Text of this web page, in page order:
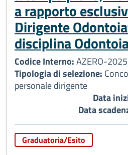
a rapporto
Dirigente
disciplina
Codice Interno:AZERO-
Tipologia di selezione:
personale dirigente
Data
Data
Graduatoria/Esito